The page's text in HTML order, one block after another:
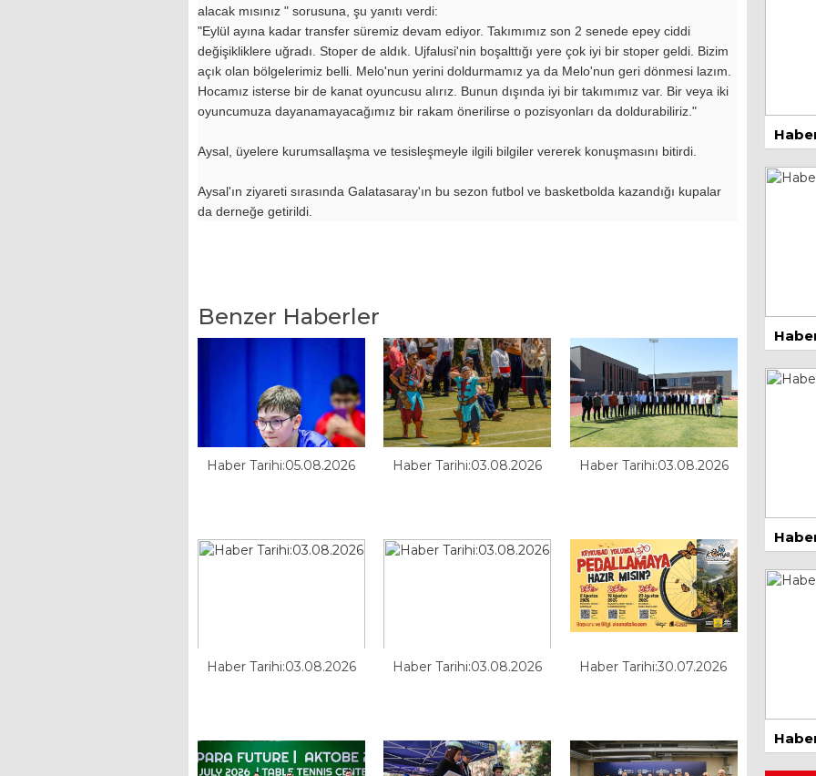
alacak mısınız " sorusuna, şu yanıtı verdi:
"Eylül ayına kadar transfer süremiz devam ediyor. Takımımız son 2 senede epey ciddi
değişikliklere uğradı. Stoper de aldık. Ujfalusi'nin boşalttığı yere çok iyi bir stoper geldi. Bizim
açık olan bölgelerimiz belli. Melo'nun yerini doldurmamız ya da Melo'nun geri dönmesi lazım.
Hocamız isterse bir de kanat oyuncusu alırız. Bunun dışında iyi bir takımımız var. Bir veya iki
oyuncumuza dayanamayacağımız bir rakam önerilirse o pozisyonları da doldurabiliriz."
Aysal, üyelere kurumsallaşma ve tesisleşmeyle ilgili bilgiler vererek konuşmasını bitirdi.
Aysal'ın ziyareti sırasında Galatasaray'ın bu sezon futbol ve basketbolda kazandığı kupalar
da derneğe getirildi.
Benzer Haberler
Haber Tarihi:05.08.2026 Haber Tarihi:03.08.2026 Haber Tarihi:03.08.2026
Haber Tarihi:03.08.2026 Haber Tarihi:03.08.2026 Haber Tarihi:30.07.2026